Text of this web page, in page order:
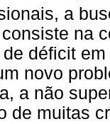
a
na
déficit
novo
a não
de muitas